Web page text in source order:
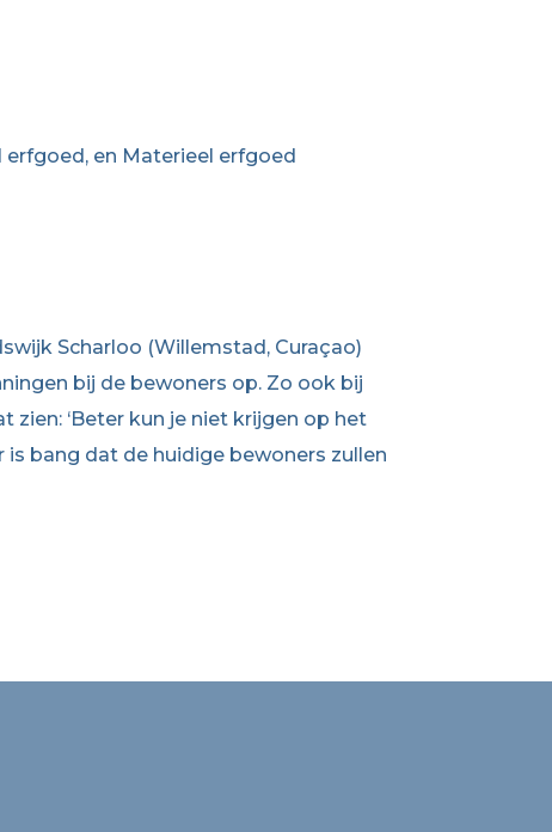
en Materieel erfgoed
Scharloo (Willemstad, Curaçao)
bij de bewoners op. Zo ook bij
‘Beter kun je niet krijgen op het
is bang dat de huidige bewoners zullen